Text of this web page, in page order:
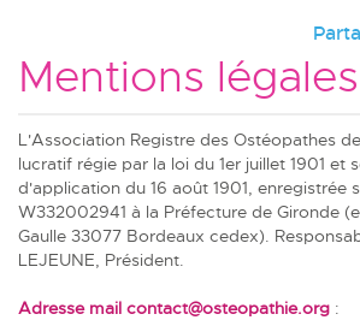
Mentions légales
L'Association Registre des Ostéopathes
lucratif régie par la loi du 1er juillet 1901 et
d'application du 16 août 1901, enregistrée
W332002941 à la Préfecture de Gironde
Gaulle 33077 Bordeaux cedex).
LEJEUNE, Président.
Adresse mail contact@osteopathie.org :